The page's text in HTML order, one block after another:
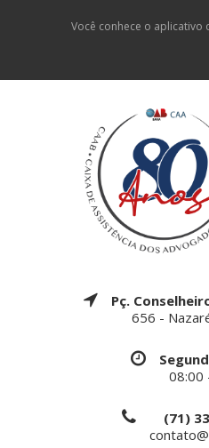
Você conhece o aplicativo
Pç.
656 -
08:00
(71)